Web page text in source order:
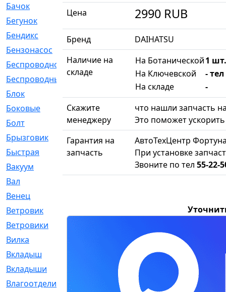
Бачок
[40]
Бегунок
Бендикс
Бензонасос
[17]
Беспроводное
[2]
Беспроводные
Блок
Боковые
[4]
Болт
[247]
Брызговик
[77]
Быстрая
[2]
Вакуум
Вал
Венец
Ветровик
Ветровики
Вилка
Вкладыш
Вкладыши
Влагоотделитель
Цена 2990 RUB
Бренд
DAIHATSU
Наличие на
складе
На Ботанической1
На Ключевской
- тел
На складе
-
Скажите
менеджеру
что нашли запчасть
Это поможет ускорить
Гарантия на
запчасть
АвтоТехЦентр
При установке
Звоните по тел 55-22-